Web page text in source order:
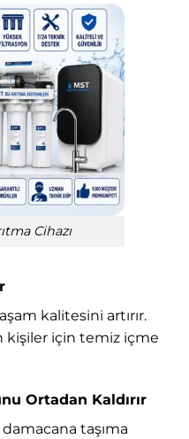
Cihazı
kalitesini artırır.
kişiler için temiz içme
Ortadan Kaldırır
taşıma